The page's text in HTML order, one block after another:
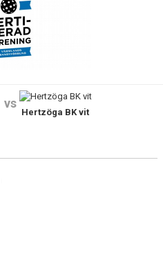
vs
Hertzöga BK vit